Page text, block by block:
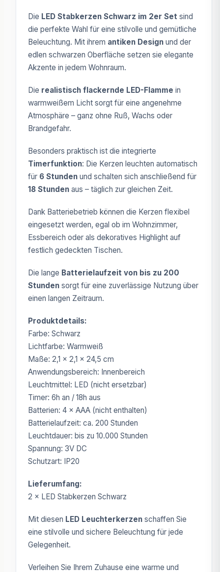
Die LED Stabkerzen Schwarz im 2er Set sind
die perfekte Wahl für eine stilvolle und gemütliche
Beleuchtung. Mit ihrem antiken Design und der
edlen schwarzen Oberfläche setzen sie elegante
Akzente in jedem Wohnraum.
Die realistisch flackernde LED-Flamme in
warmweißem Licht sorgt für eine angenehme
Atmosphäre – ganz ohne Ruß, Wachs oder
Brandgefahr.
Besonders praktisch ist die integrierte
Timerfunktion: Die Kerzen leuchten automatisch
für 6 Stunden und schalten sich anschließend für
18 Stunden aus – täglich zur gleichen Zeit.
Dank Batteriebetrieb können die Kerzen flexibel
eingesetzt werden, egal ob im Wohnzimmer,
Essbereich oder als dekoratives Highlight auf
festlich gedeckten Tischen.
Die lange Batterielaufzeit von bis zu 200
Stunden sorgt für eine zuverlässige Nutzung über
einen langen Zeitraum.
Produktdetails:
Farbe: Schwarz
Lichtfarbe: Warmweiß
Maße: 2,1 × 2,1 × 24,5 cm
Anwendungsbereich: Innenbereich
Leuchtmittel: LED (nicht ersetzbar)
Timer: 6h an / 18h aus
Batterien: 4 × AAA (nicht enthalten)
Batterielaufzeit: ca. 200 Stunden
Leuchtdauer: bis zu 10.000 Stunden
Spannung: 3V DC
Schutzart: IP20
Lieferumfang:
2 × LED Stabkerzen Schwarz
Mit diesen LED Leuchterkerzen schaffen Sie
eine stilvolle und sichere Beleuchtung für jede
Gelegenheit.
Verleihen Sie Ihrem Zuhause eine warme und